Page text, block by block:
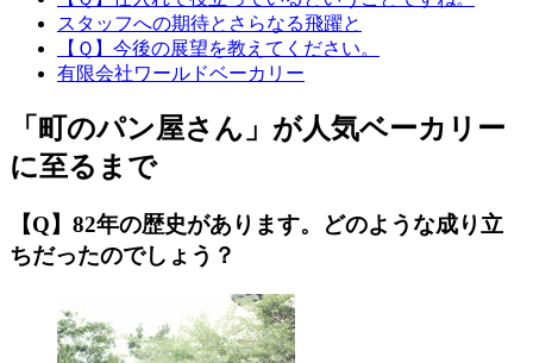
スタッフへの期待とさらなる飛躍と
【Ｑ】今後の展望を教えてください。
有限会社ワールドベーカリー
「町のパン屋さん」が人気ベーカリー
に至るまで
【Q】82年の歴史があります。どのような成り立
ちだったのでしょう？